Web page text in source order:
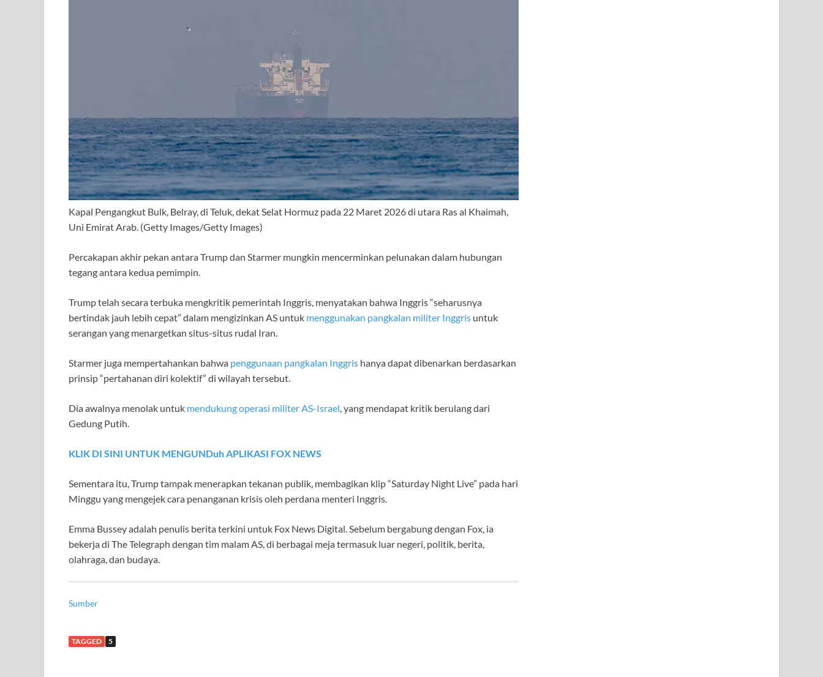
Kapal Pengangkut Bulk, Belray, di Teluk, dekat Selat Hormuz pada 22 Maret 2026 di utara Ras al Khaimah,
Uni Emirat Arab. (Getty Images/Getty Images)
Percakapan akhir pekan antara Trump dan Starmer mungkin mencerminkan pelunakan dalam hubungan
tegang antara kedua pemimpin.
Trump telah secara terbuka mengkritik pemerintah Inggris, menyatakan bahwa Inggris “seharusnya
bertindak jauh lebih cepat” dalam mengizinkan AS untuk menggunakan pangkalan militer Inggris untuk
serangan yang menargetkan situs-situs rudal Iran.
Starmer juga mempertahankan bahwa penggunaan pangkalan Inggris hanya dapat dibenarkan berdasarkan
prinsip “pertahanan diri kolektif” di wilayah tersebut.
Dia awalnya menolak untuk mendukung operasi militer AS-Israel , yang mendapat kritik berulang dari
Gedung Putih.
KLIK DI SINI UNTUK MENGUNDuh APLIKASI FOX NEWS
Sementara itu, Trump tampak menerapkan tekanan publik, membagikan klip “Saturday Night Live” pada hari
Minggu yang mengejek cara penanganan krisis oleh perdana menteri Inggris.
Emma Bussey adalah penulis berita terkini untuk Fox News Digital. Sebelum bergabung dengan Fox, ia
bekerja di The Telegraph dengan tim malam AS, di berbagai meja termasuk luar negeri, politik, berita,
olahraga, dan budaya.
Sumber
TAGGED 5